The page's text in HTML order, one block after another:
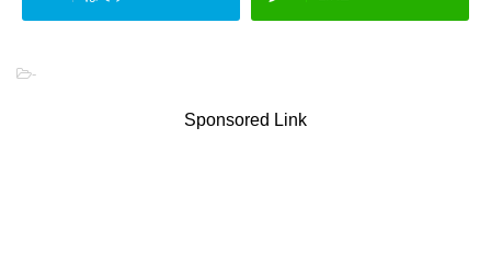
-
Sponsored Link